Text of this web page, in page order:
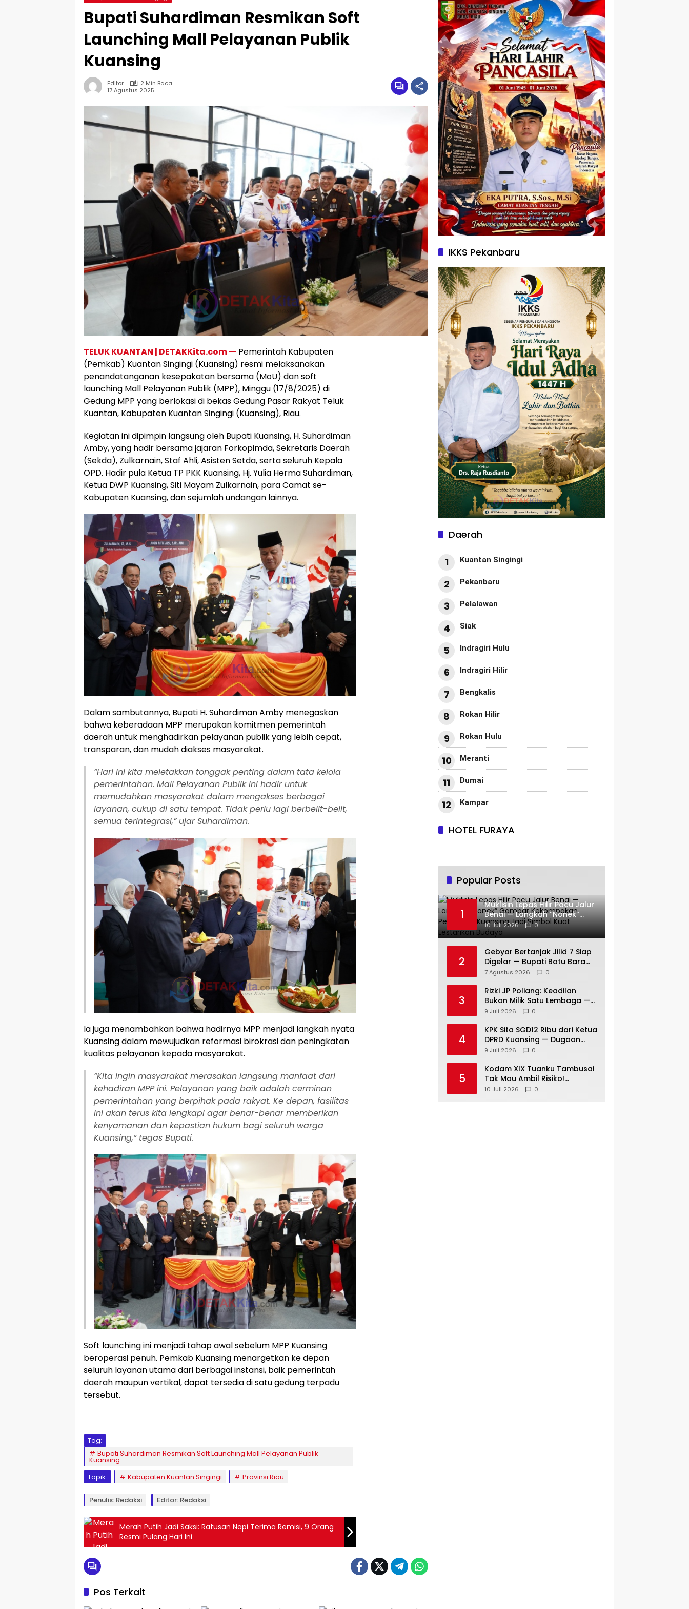
Bupati Suhardiman Resmikan Soft
Launching Mall Pelayanan Publik
Kuansing
Editor
2 Min Baca
17 Agustus 2025
TELUK KUANTAN | DETAKKita.com — Pemerintah Kabupaten
(Pemkab) Kuantan Singingi (Kuansing) resmi melaksanakan
penandatanganan kesepakatan bersama (MoU) dan soft
launching Mall Pelayanan Publik (MPP), Minggu (17/8/2025) di
Gedung MPP yang berlokasi di bekas Gedung Pasar Rakyat Teluk
Kuantan, Kabupaten Kuantan Singingi (Kuansing), Riau.
Kegiatan ini dipimpin langsung oleh Bupati Kuansing, H. Suhardiman
Amby, yang hadir bersama jajaran Forkopimda, Sekretaris Daerah
(Sekda), Zulkarnain, Staf Ahli, Asisten Setda, serta seluruh Kepala
OPD. Hadir pula Ketua TP PKK Kuansing, Hj. Yulia Herma Suhardiman,
Ketua DWP Kuansing, Siti Mayam Zulkarnain, para Camat se-
Kabupaten Kuansing, dan sejumlah undangan lainnya.
Dalam sambutannya, Bupati H. Suhardiman Amby menegaskan
bahwa keberadaan MPP merupakan komitmen pemerintah
daerah untuk menghadirkan pelayanan publik yang lebih cepat,
transparan, dan mudah diakses masyarakat.
“Hari ini kita meletakkan tonggak penting dalam tata kelola
pemerintahan. Mall Pelayanan Publik ini hadir untuk
memudahkan masyarakat dalam mengakses berbagai
layanan, cukup di satu tempat. Tidak perlu lagi berbelit-belit,
semua terintegrasi,” ujar Suhardiman.
Ia juga menambahkan bahwa hadirnya MPP menjadi langkah nyata
Kuansing dalam mewujudkan reformasi birokrasi dan peningkatan
kualitas pelayanan kepada masyarakat.
“Kita ingin masyarakat merasakan langsung manfaat dari
kehadiran MPP ini. Pelayanan yang baik adalah cerminan
pemerintahan yang berpihak pada rakyat. Ke depan, fasilitas
ini akan terus kita lengkapi agar benar-benar memberikan
kenyamanan dan kepastian hukum bagi seluruh warga
Kuansing,” tegas Bupati.
Soft launching ini menjadi tahap awal sebelum MPP Kuansing
beroperasi penuh. Pemkab Kuansing menargetkan ke depan
seluruh layanan utama dari berbagai instansi, baik pemerintah
daerah maupun vertikal, dapat tersedia di satu gedung terpadu
tersebut.
Tag:
Bupati Suhardiman Resmikan Soft Launching Mall Pelayanan Publik
Kuansing
Topik:
Kabupaten Kuantan Singingi Provinsi Riau
Penulis: Redaksi Editor: Redaksi
Merah Putih Jadi Saksi: Ratusan Napi Terima Remisi, 9 Orang
Resmi Pulang Hari Ini
Pos Terkait
IKKS Pekanbaru
Daerah
1 Kuantan Singingi
2 Pekanbaru
3 Pelalawan
4 Siak
5 Indragiri Hulu
6 Indragiri Hilir
7 Bengkalis
8 Rokan Hilir
9 Rokan Hulu
10 Meranti
11 Dumai
12 Kampar
HOTEL FURAYA
Popular Posts
1
Muklisin Lepas Hilir Pacu Jalur
Benai — Langkah “Nonek”
Gambar Kekompakan
Pemimpin Kuansing Jadi
Budaya
10 Juli 2026 0
2
Gebyar Bertanjak Jilid 7 Siap
Digelar — Bupati Batu Bara
Tegaskan Budaya Melayu
7 Agustus 2026 0
3
Rizki JP Poliang: Keadilan
Bukan Milik Satu Lembaga —
Semua Wajib Mengawalnya
9 Juli 2026 0
4
KPK Sita SGD12 Ribu dari Ketua
DPRD Kuansing — Dugaan
Peran Pengumpulan Dana Alih
9 Juli 2026 0
5
Kodam XIX Tuanku Tambusai
Tak Mau Ambil Risiko!
Satgasyon 132/Bima Sakti Diuji
10 Juli 2026 0